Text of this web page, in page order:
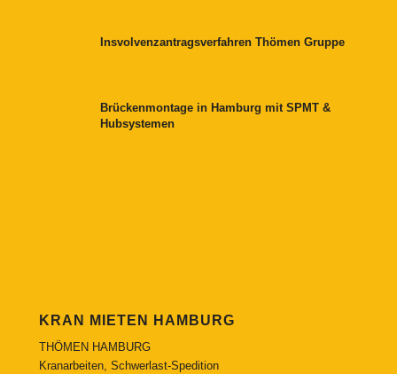
Insvolvenzantragsverfahren Thömen Gruppe
Brückenmontage in Hamburg mit SPMT &
Hubsystemen
KRAN MIETEN HAMBURG
THÖMEN HAMBURG
Kranarbeiten, Schwerlast-Spedition